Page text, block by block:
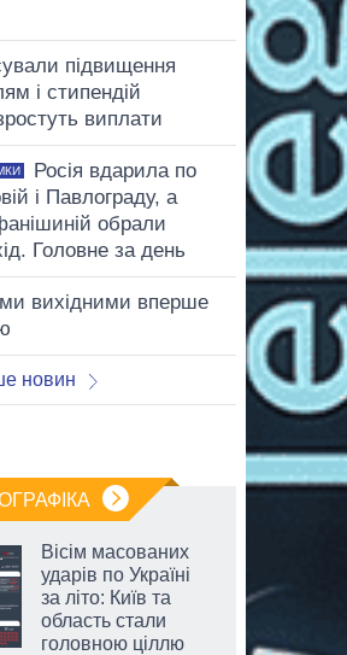
підвищення
і стипендій
виплати
Росія вдарила по
і Павлограду, а
обрали
Головне за день
вихідними вперше
новин
Вісім масованих
ударів по Україні
за літо: Київ та
область стали
головною ціллю